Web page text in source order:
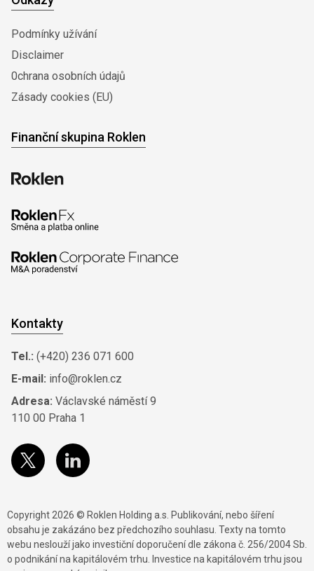
Podmínky užívání
Disclaimer
0chrana osobních údajů
Zásady cookies (EU)
Finanční skupina Roklen
Kontakty
Tel.: (+420) 236 071 600
E-mail: info@roklen.cz
Adresa: Václavské náměstí 9
110 00 Praha 1
Copyright 2026 © Roklen Holding a.s. Publikování, nebo šíření
obsahu je zakázáno bez předchozího souhlasu. Texty na tomto
webu neslouží jako investiční doporučení dle zákona č. 256/2004 Sb.
o podnikání na kapitálovém trhu. Investice na kapitálovém trhu jsou